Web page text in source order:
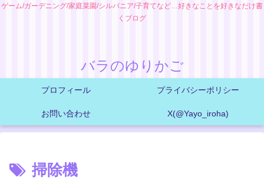
ゲーム/ガーデニング/家庭菜園/シルバニア/子育てなど…好きなことを好きなだけ書
くブログ
バラのゆりかご
プロフィール プライバシーポリシー
お問い合わせ X(@Yayo_iroha)
掃除機